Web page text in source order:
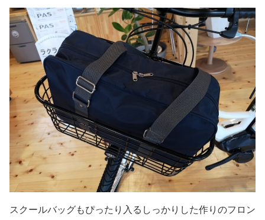
スクールバッグもぴったり入るしっかりした作りのフロン